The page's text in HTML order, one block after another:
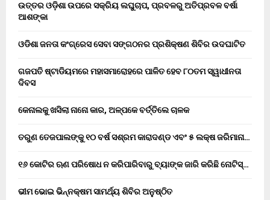
ଉତ୍ତର ଓଡ଼ିଶା ଉପରେ ସକ୍ରିୟ ଲଘୁଚାପ, ପ୍ରବଳରୁ ଅତିପ୍ରବଳ ବର୍ଷା
ଆଶଙ୍କା
ଓଡିଶା ଜନତା କଂଗ୍ରେସ ସେବା ସଙ୍ଗଠନର ପ୍ରଶିକ୍ଷଣ ଶିବିର ଉଦଘାଟିତ
ଗଜପତି ଷ୍ଟାଡିୟମରେ ମହାସମାରୋହରେ ପାଳିତ ହେବ ୮୦ତମ ସ୍ୱାଧୀନତା
ଦିବସ
କେନାଲକୁ ଖସିଲା ନାନୋ କାର, ଅଳ୍ପକେ ବର୍ତ୍ତିଲେ ଚାଳକ
ତରୁଣ ତେଜପାଲଙ୍କୁ ୧୦ ବର୍ଷ ସଶ୍ରମ କାରାଦଣ୍ଡ ଏବଂ ₹୫ ଲକ୍ଷ ଜରିମାନା…
୧୬ କୋଟିର ଋଣ ପରିଷୋଧ ନ କରିପାରିବାରୁ ବ୍ୟାଙ୍କ ଜାରି କରିଛି ନୋଟିସ୍…
ଭୀମ ଭୋଇ ଭିନ୍ନକ୍ଷମ ସାମର୍ଥ୍ୟ ଶିବିର ଅନୁଷ୍ଠିତ